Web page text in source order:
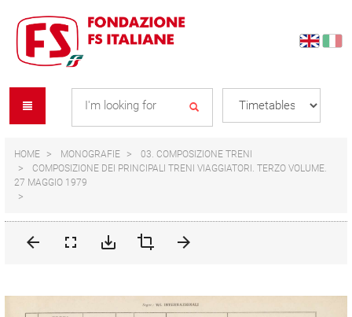
content
navigation
menu
HOME MONOGRAFIE
03. COMPOSIZIONE TRENI
COMPOSIZIONE DEI PRINCIPALI TRENI VIAGGIATORI. TERZO VOLUME.
27 MAGGIO 1979